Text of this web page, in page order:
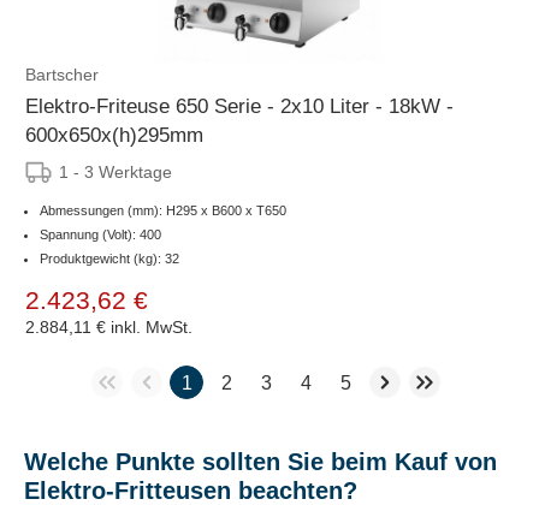
Bartscher
Elektro-Friteuse 650 Serie - 2x10 Liter - 18kW -
600x650x(h)295mm
1 - 3 Werktage
Abmessungen (mm): H295 x B600 x T650
Spannung (Volt): 400
Produktgewicht (kg): 32
2.423,62 €
2.884,11 € inkl. MwSt.
1 2 3 4 5
Welche Punkte sollten Sie beim Kauf von
Elektro-Fritteusen beachten?